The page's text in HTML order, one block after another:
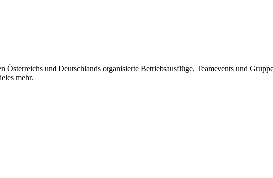
Österreichs und Deutschlands organisierte Betriebsausflüge, Teamevents und
mehr.